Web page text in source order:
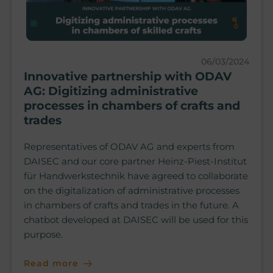
06/03/2024
Innovative partnership with ODAV
AG: Digitizing administrative
processes in chambers of crafts and
trades
Representatives of ODAV AG and experts from
DAISEC and our core partner Heinz-Piest-Institut
für Handwerkstechnik have agreed to collaborate
on the digitalization of administrative processes
in chambers of crafts and trades in the future. A
chatbot developed at DAISEC will be used for this
purpose.
Read more